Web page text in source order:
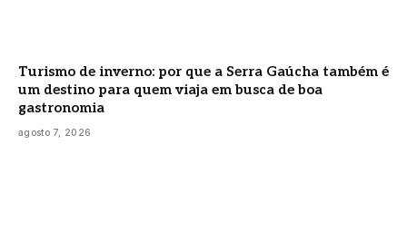
Turismo de inverno: por que a Serra Gaúcha também é
um destino para quem viaja em busca de boa
gastronomia
agosto 7, 2026